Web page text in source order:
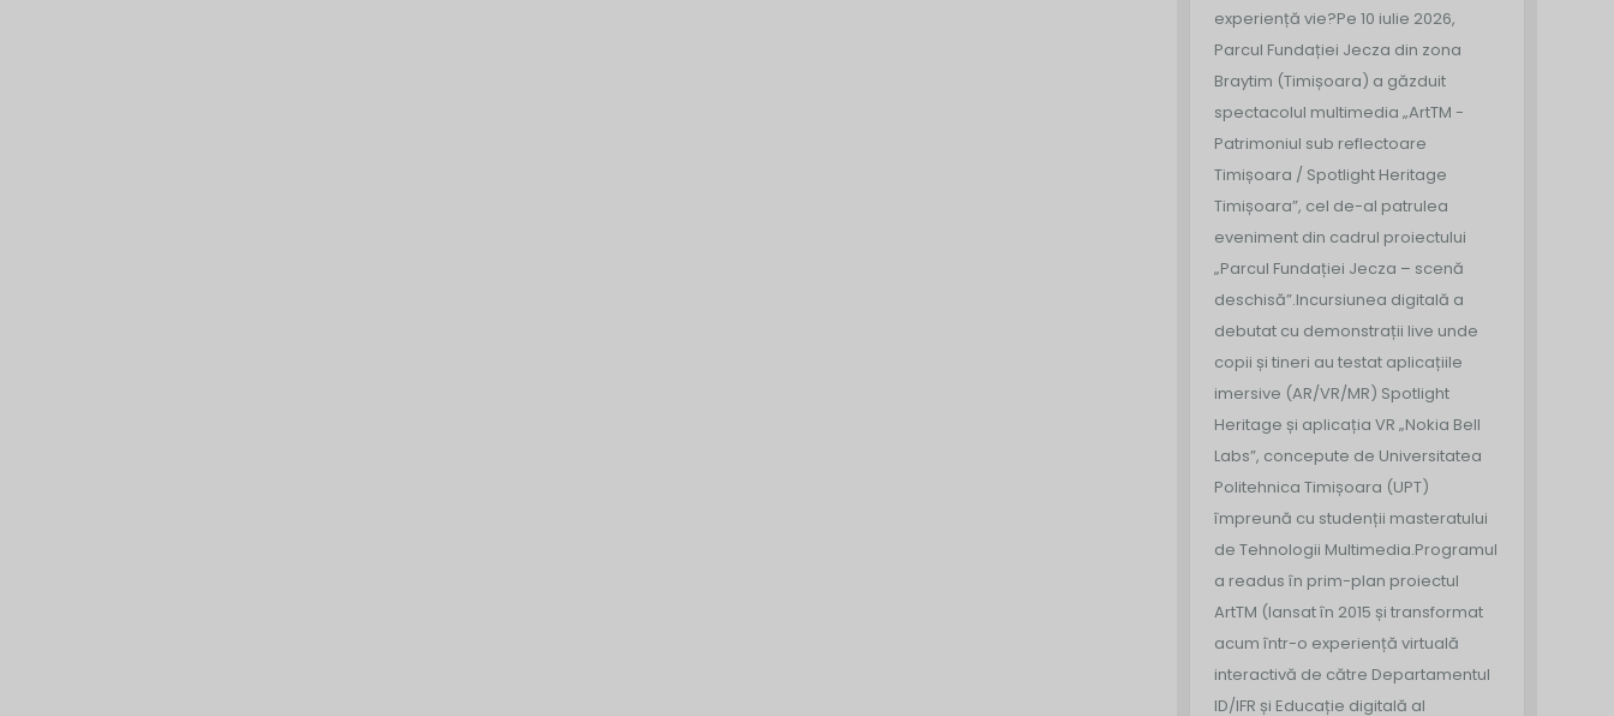
experiență vie?Pe 10 iulie 2026,
Parcul Fundației Jecza din zona
Braytim (Timișoara) a găzduit
spectacolul multimedia „ArtTM -
Patrimoniul sub reflectoare
Timișoara / Spotlight Heritage
Timișoara”, cel de-al patrulea
eveniment din cadrul proiectului
„Parcul Fundației Jecza – scenă
deschisă”.Incursiunea digitală a
debutat cu demonstrații live unde
copii și tineri au testat aplicațiile
imersive (AR/VR/MR) Spotlight
Heritage și aplicația VR „Nokia Bell
Labs”, concepute de Universitatea
Politehnica Timișoara (UPT)
împreună cu studenții masteratului
de Tehnologii Multimedia.Programul
a readus în prim-plan proiectul
ArtTM (lansat în 2015 și transformat
acum într-o experiență virtuală
interactivă de către Departamentul
ID/IFR și Educație digitală al